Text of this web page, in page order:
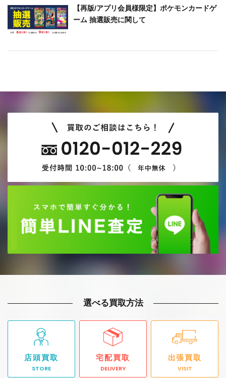
【再版/アプリ会員様限定】ポケモンカードゲ
ーム 抽選販売に関して
選べる買取方法
店頭買取
STORE
宅配買取
DELIVERY
出張買取
VISIT